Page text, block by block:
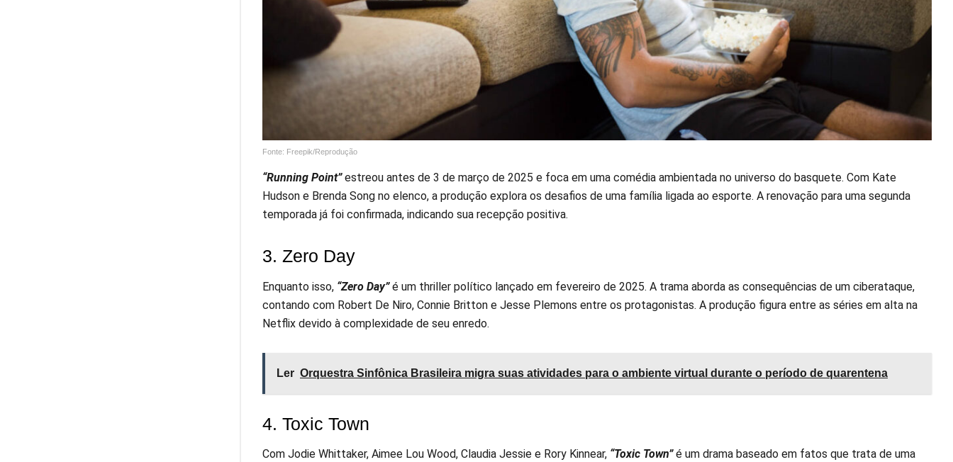
Fonte: Freepik/Reprodução
“Running Point”estreou antes de 3 de março de 2025 e foca em uma comédia ambientada no universo do basquete. Com Kate
Hudson e Brenda Song no elenco, a produção explora os desafios de uma família ligada ao esporte. A renovação para uma segunda
temporada já foi confirmada, indicando sua recepção positiva.
3. Zero Day
Enquanto isso, “Zero Day”é um thriller político lançado em fevereiro de 2025. A trama aborda as consequências de um ciberataque,
contando com Robert De Niro, Connie Britton e Jesse Plemons entre os protagonistas. A produção figura entre as séries em alta na
Netflix devido à complexidade de seu enredo.
Ler Orquestra Sinfônica Brasileira migra suas atividades para o ambiente virtual durante o período de quarentena
4. Toxic Town
Com Jodie Whittaker, Aimee Lou Wood, Claudia Jessie e Rory Kinnear, “Toxic Town”é um drama baseado em fatos que trata de uma